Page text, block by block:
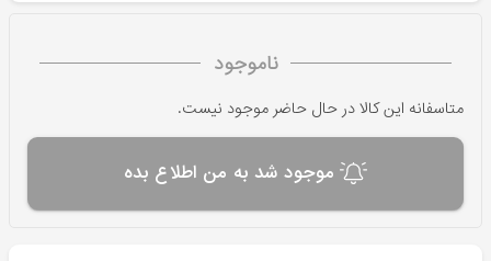
ناموجود
متاسفانه این کالا در حال حاضر موجود نیست.
موجود شد به من اطلاع بده